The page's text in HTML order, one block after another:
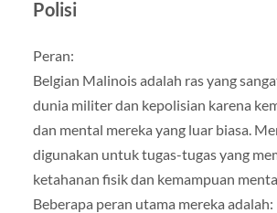
Polisi
Peran:
Belgian Malinois adalah ras yang
dunia militer dan kepolisian karena
dan mental mereka yang luar biasa.
digunakan untuk tugas-tugas yang
ketahanan fisik dan kemampuan
Beberapa peran utama mereka adalah: